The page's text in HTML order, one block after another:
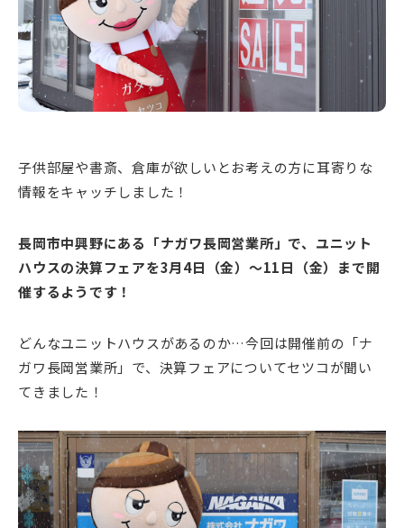
忘新年会・歓送迎会
子供部屋や書斎、倉庫が欲しいとお考えの方に耳寄りな
情報をキャッチしました！
長岡市中興野にある「ナガワ長岡営業所」で、ユニット
ハウスの決算フェアを3月4日（金）～11日（金）まで開
催するようです！
どんなユニットハウスがあるのか…今回は開催前の「ナ
ガワ長岡営業所」で、決算フェアについてセツコが聞い
てきました！